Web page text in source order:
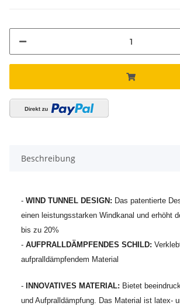
Beschreibung
- WIND TUNNEL DESIGN: Das patentierte
einen leistungsstarken Windkanal und erhöht
bis zu 20%
- AUFPRALLDÄMPFENDES SCHILD:
aufpralldämpfendem Material
- INNOVATIVES MATERIAL: Bietet
und Aufpralldämpfung. Das Material ist latex-